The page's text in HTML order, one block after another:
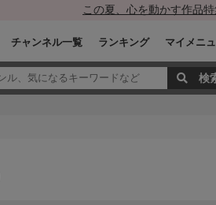
この夏、心を動かす作品
チャンネル一覧 ランキング マイメニ